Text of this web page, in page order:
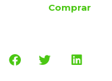
Comprar